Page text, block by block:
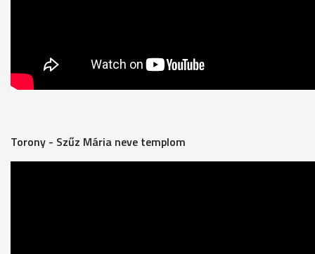
Torony - Szűz Mária neve templom